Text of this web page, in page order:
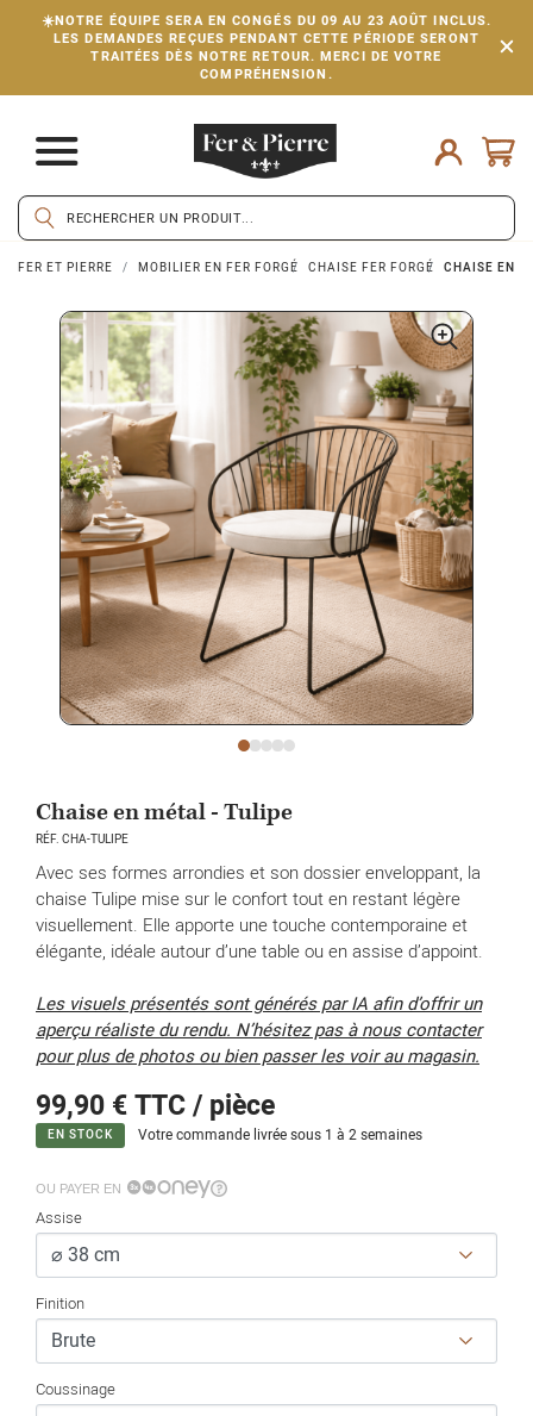
☀️NOTRE ÉQUIPE SERA EN CONGÉS DU 09 AU 23 AOÛT INCLUS.
LES DEMANDES REÇUES PENDANT CETTE PÉRIODE SERONT
TRAITÉES DÈS NOTRE RETOUR. MERCI DE VOTRE
COMPRÉHENSION.
FER ET PIERRE MOBILIER EN FER FORGÉ CHAISE FER FORGÉ CHAISE EN
Chaise en métal - Tulipe
RÉF. CHA-TULIPE
Avec ses formes arrondies et son dossier enveloppant, la
chaise Tulipe mise sur le confort tout en restant légère
visuellement. Elle apporte une touche contemporaine et
élégante, idéale autour d’une table ou en assise d’appoint.
Les visuels présentés sont générés par IA afin d’offrir un
aperçu réaliste du rendu. N’hésitez pas à nous contacter
pour plus de photos ou bien passer les voir au magasin.
99,90 €TTC / pièce
EN STOCK Votre commande livrée sous 1 à 2 semaines
OU PAYER EN
Assise
Finition
Coussinage